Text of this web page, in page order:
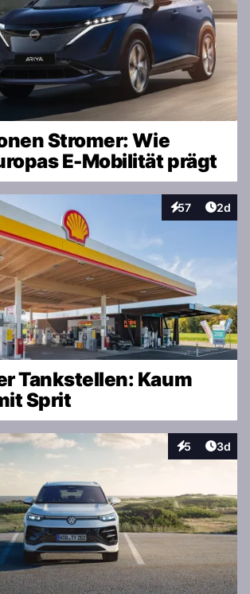
Stromer: Wie
E-Mobilität prägt
57
Interaktionen
2d
Tankstellen: Kaum
Sprit
5
Interaktionen
3d